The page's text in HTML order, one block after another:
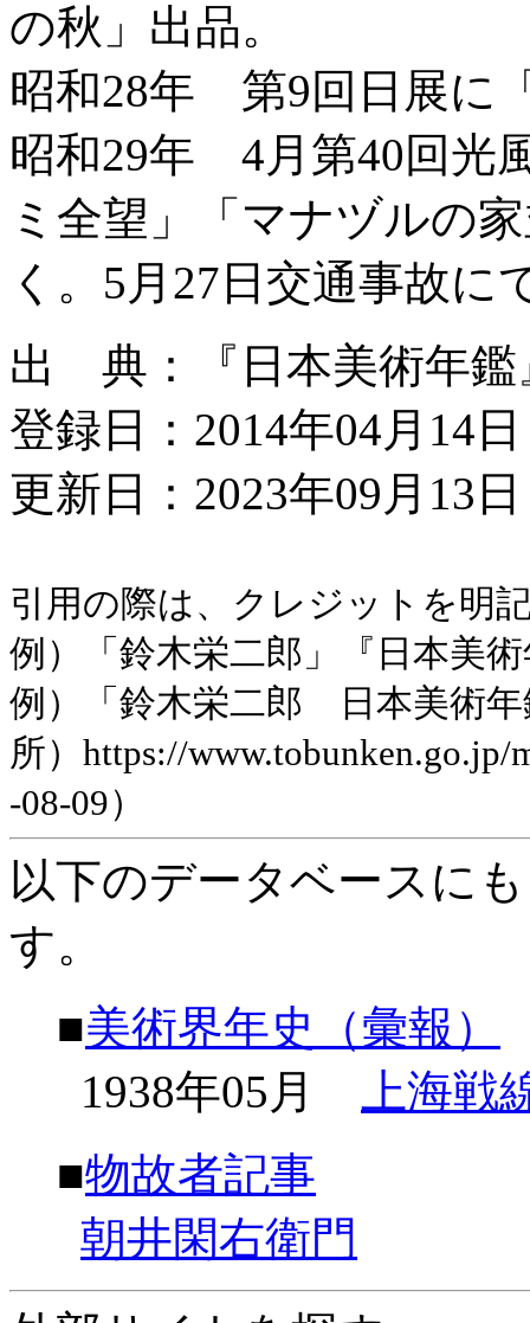
の秋」出品。
昭和28年 第9回日展に
昭和29年 4月第40回光
ミ全望」「マナヅルの
く。5月27日交通事故に
出 典：『日本美術年鑑
登録日：2014年04月14日
更新日：2023年09月13
引用の際は、クレジットを明
例）「鈴木栄二郎」『日本美
例）「鈴木栄二郎 日本美術年
所）https://
-08-09）
以下のデータベースに
す。
■美術界年史（彙報）
1938年05月
上海戦
■物故者記事
朝井閑右衛門